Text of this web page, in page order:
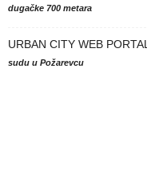
dugačke 700 metara
URBAN CITY WEB PORTAL
sudu u Požarevcu